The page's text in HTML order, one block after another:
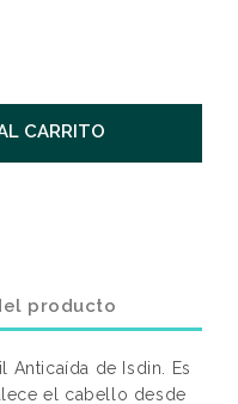
CARRITO
producto
Anticaída de Isdin. Es
el cabello desde